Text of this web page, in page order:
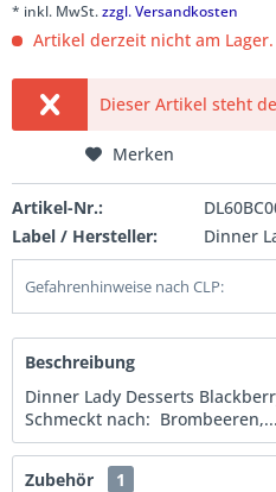
* inkl. MwSt.zzgl. Versandkosten
Artikel derzeit nicht am Lager.
Dieser Artikel steht
Merken
Artikel-Nr.:
Label / Hersteller:
Dinner
Gefahrenhinweise nach CLP:
Beschreibung
Dinner Lady Desserts
Schmeckt nach: Brombeeren,...
Zubehör
1